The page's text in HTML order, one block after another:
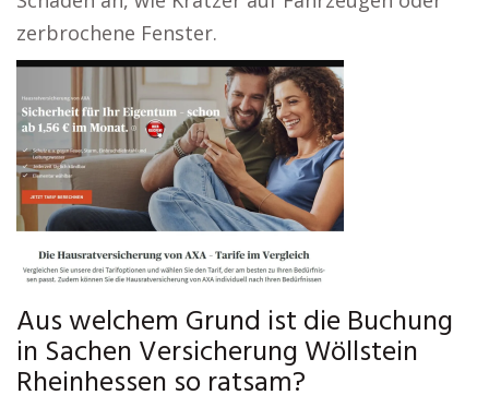
zerbrochene Fenster.
Aus welchem Grund ist die Buchung
in Sachen Versicherung Wöllstein
Rheinhessen so ratsam?